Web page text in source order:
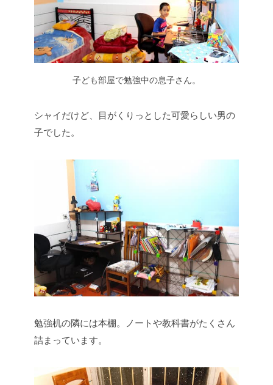
子ども部屋で勉強中の息子さん。
シャイだけど、目がくりっとした可愛らしい男の
子でした。
勉強机の隣には本棚。ノートや教科書がたくさん
詰まっています。